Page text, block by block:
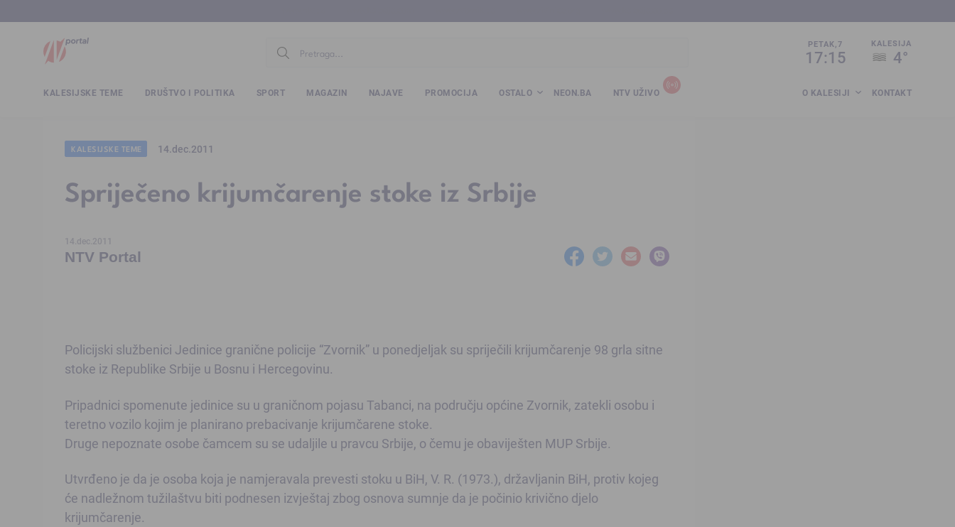
PETAK,7
17:15
KALESIJA
4°
KALESIJSKE TEME DRUŠTVO I POLITIKA SPORT MAGAZIN NAJAVE PROMOCIJA OSTALO NEON.BA NTV UŽIVO O KALESIJI KONTAKT
KALESIJSKE TEME 14.dec.2011
Spriječeno krijumčarenje stoke iz Srbije
14.dec.2011
NTV Portal
Policijski službenici Jedinice granične policije “Zvornik” u ponedjeljak su spriječili krijumčarenje 98 grla sitne
stoke iz Republike Srbije u Bosnu i Hercegovinu.
Pripadnici spomenute jedinice su u graničnom pojasu Tabanci, na području općine Zvornik, zatekli osobu i
teretno vozilo kojim je planirano prebacivanje krijumčarene stoke.
Druge nepoznate osobe čamcem su se udaljile u pravcu Srbije, o čemu je obaviješten MUP Srbije.
Utvrđeno je da je osoba koja je namjeravala prevesti stoku u BiH, V. R. (1973.), državljanin BiH, protiv kojeg
će nadležnom tužilaštvu biti podnesen izvještaj zbog osnova sumnje da je počinio krivično djelo
krijumčarenje.